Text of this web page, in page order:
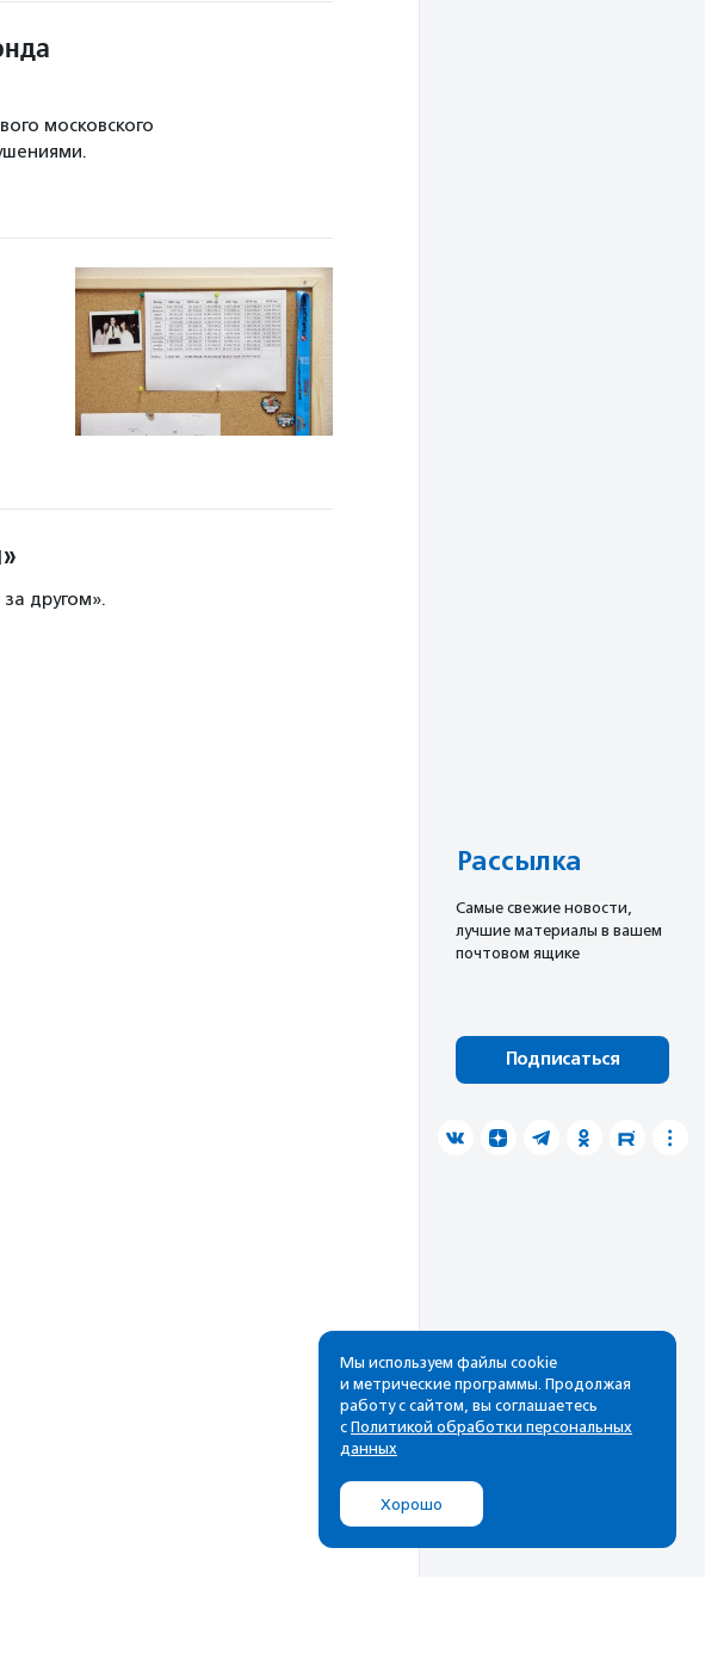
московского
другом».
Рассылка
Cамые свежие новости,
лучшие материалы в вашем
почтовом ящике
Подписаться
Мы используем файлы cookie
и метрические программы. Продолжая
работу с сайтом, вы соглашаетесь
с Политикой обработки персональных
данных
Хорошо